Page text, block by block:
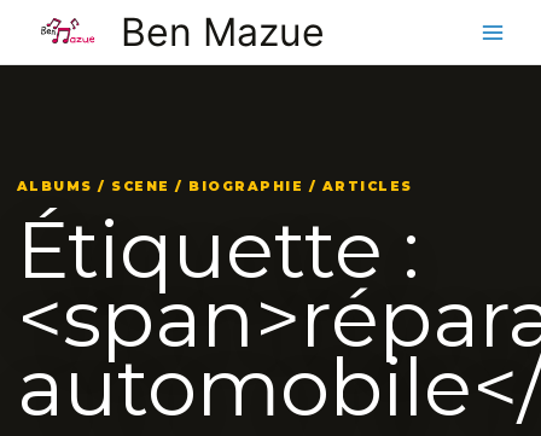
contenu
Ben Mazue
ALBUMS / SCENE / BIOGRAPHIE / ARTICLES
Étiquette :